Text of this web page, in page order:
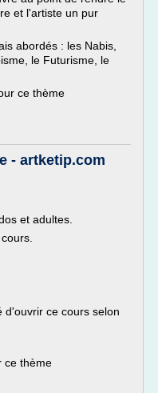
et l'artiste un pur
abordés : les Nabis,
le Futurisme, le
ce thème
- artketip.com
et adultes.
d'ouvrir ce cours selon
ce thème